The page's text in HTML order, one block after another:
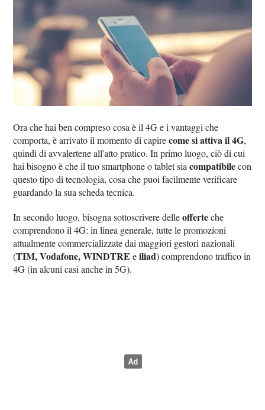
Ora che hai ben compreso cosa è il 4G e i vantaggi che
comporta, è arrivato il momento di capirecome si attiva il 4G,
quindi di avvalertene all'atto pratico. In primo luogo, ciò di cui
hai bisogno è che il tuo smartphone o tablet siacompatibilecon
questo tipo di tecnologia, cosa che puoi facilmente verificare
guardando la sua scheda tecnica.
In secondo luogo, bisogna sottoscrivere delleofferteche
comprendono il 4G: in linea generale, tutte le promozioni
attualmente commercializzate dai maggiori gestori nazionali
(TIM, Vodafone, WINDTRE eiliad) comprendono traffico in
4G (in alcuni casi anche in 5G).